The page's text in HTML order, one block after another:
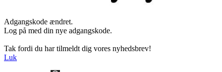
Adgangskode ændret.
Log på med din nye adgangskode.
Tak fordi du har tilmeldt dig vores nyhedsbrev!
Luk